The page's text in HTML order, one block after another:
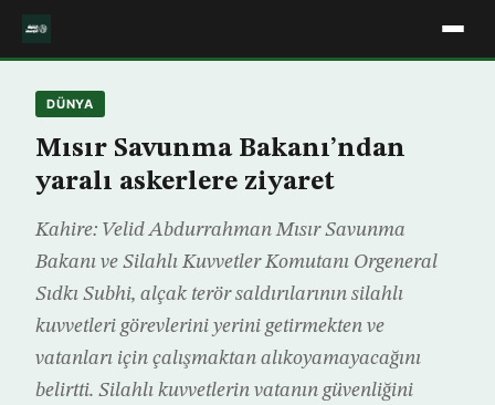
DÜNYA
Mısır Savunma Bakanı’ndan
yaralı askerlere ziyaret
Kahire: Velid Abdurrahman Mısır Savunma
Bakanı ve Silahlı Kuvvetler Komutanı Orgeneral
Sıdkı Subhi, alçak terör saldırılarının silahlı
kuvvetleri görevlerini yerini getirmekten ve
vatanları için çalışmaktan alıkoyamayacağını
belirtti. Silahlı kuvvetlerin vatanın güvenliğini